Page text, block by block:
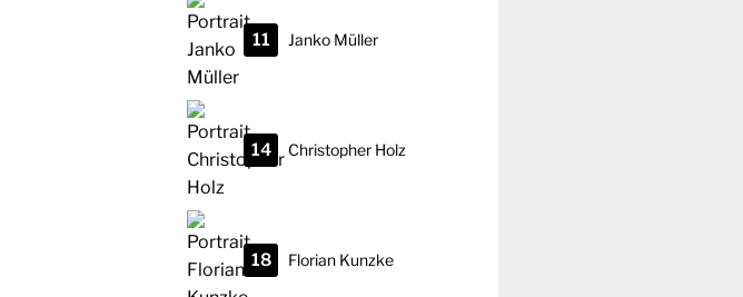
Janko Müller
11
Christopher Holz
14
Florian Kunzke
18